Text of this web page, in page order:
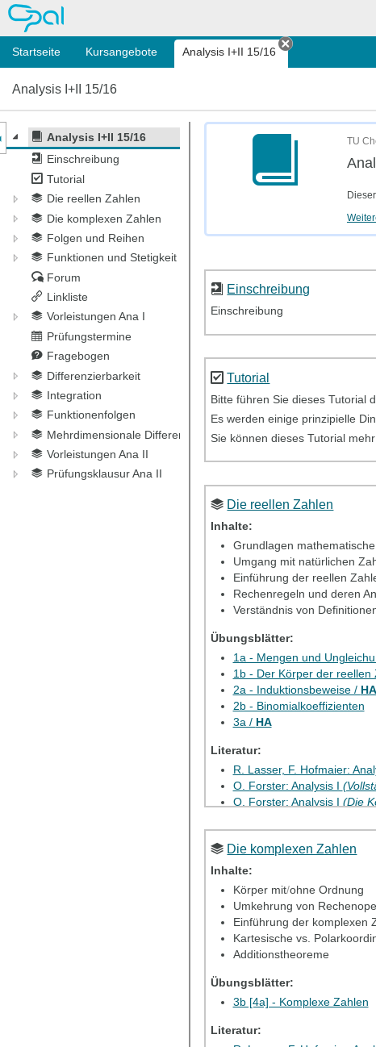
OPAL
Startseite Kursangebote Analysis I+II 15/16
Tab schließen
Analysis I+II 15/16
Analysis I+II 15/16
Einschreibung
Tutorial
Die reellen Zahlen
Die komplexen Zahlen
Folgen und Reihen
Funktionen und Stetigkeit
Forum
Linkliste
Vorleistungen Ana I
Prüfungstermine
Fragebogen
Differenzierbarkeit
Integration
Funktionenfolgen
Mehrdimensionale Differentiation
Vorleistungen Ana II
Prüfungsklausur Ana II
des Kursmenüs
TU
Einschreibung
Einschreibung
Tutorial
Bitte führen Sie dieses Tutorial
Es werden einige prinzipielle
Sie können dieses Tutorial
Die reellen Zahlen
Inhalte:
Grundlagen
Umgang mit natürlichen
Einführung der reellen
Rechenregeln und deren
Verständnis von
Übungsblätter:
1a - Mengen und
1b - Der Körper der reellen
2a - Induktionsbeweise / HA
2b - Binomialkoeffizienten
3a / HA
Literatur:
R. Lasser, F. Hofmaier:
O. Forster: Analysis I
O. Forster: Analysis I (Die
K. Königsberger: Analysis 1
Elektron. Übung 1
Elektron. HA 1
Die komplexen Zahlen
Inhalte:
Körper mit/ohne Ordnung
Umkehrung von
Einführung der komplexen
Kartesische vs.
Additionstheoreme
Übungsblätter:
3b [4a] - Komplexe Zahlen
Literatur: